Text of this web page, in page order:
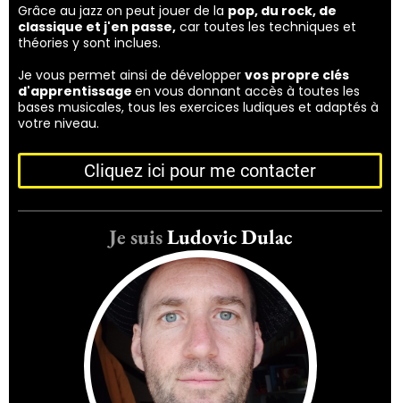
Grâce au jazz on peut jouer de la pop, du rock, de
classique et j'en passe, car toutes les techniques et
théories y sont inclues.
Je vous permet ainsi de développer vos propre clés
d'apprentissage en vous donnant accès à toutes les
bases musicales, tous les exercices ludiques et adaptés à
votre niveau.
Cliquez ici pour me contacter
Je suisLudovic Dulac